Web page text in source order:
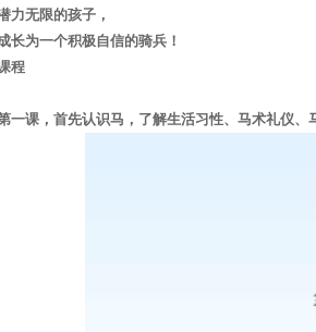
力无限的孩子，
长为一个积极自信的骑兵！
程
一课，首先认识马，了解生活习性、马术礼仪